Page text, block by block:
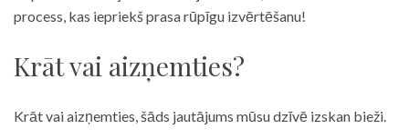
process, kas iepriekš prasa rūpīgu izvērtēšanu!
Krāt vai aizņemties?
Krāt vai aizņemties, šāds jautājums mūsu dzīvē izskan bieži.